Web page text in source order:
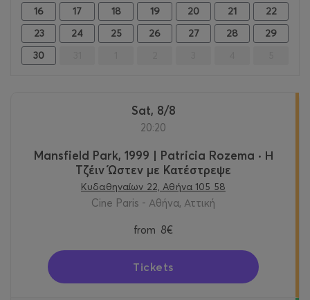
16
17 18 19 20 21
22
23
24 25 26 27 28
29
30
Sat, 8/8
20:20
Mansfield Park, 1999 | Patricia Rozema · Η
Τζέιν Ώστεν με Κατέστρεψε
Κυδαθηναίων 22, Αθήνα 105 58
Cine Paris - Αθήνα, Αττική
from 8€
Tickets